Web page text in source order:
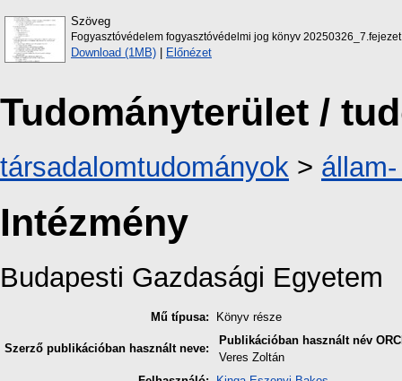
Szöveg
Fogyasztóvédelem fogyasztóvédelmi jog könyv
Download (1MB) | Előnézet
Tudományterület /
társadalomtudományok >
Intézmény
Budapesti Gazdasági Egyetem
Mű típusa: Könyv része
Szerző publikációban használt neve:
Publikációban használt név
Veres Zoltán